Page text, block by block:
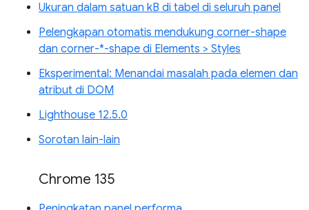
Ukuran dalam satuan kB di tabel di seluruh panel
Pelengkapan otomatis mendukung corner-shape
dan corner-*-shape di Elements > Styles
Eksperimental: Menandai masalah pada elemen dan
atribut di DOM
Lighthouse 12.5.0
Sorotan lain-lain
Chrome 135